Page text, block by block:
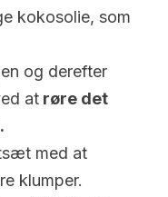
kokosolie, som
og derefter
at røre det
med at
klumper.